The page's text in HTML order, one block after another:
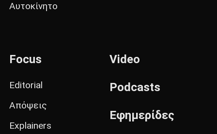
Αυτοκίνητο
Focus
Editorial
Απόψεις
Explainers
Video
Podcasts
Εφημερίδες